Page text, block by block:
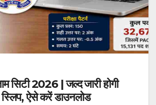
सिटी 2026 | जल्द जारी होगी
स्लिप, ऐसे करें डाउनलोड